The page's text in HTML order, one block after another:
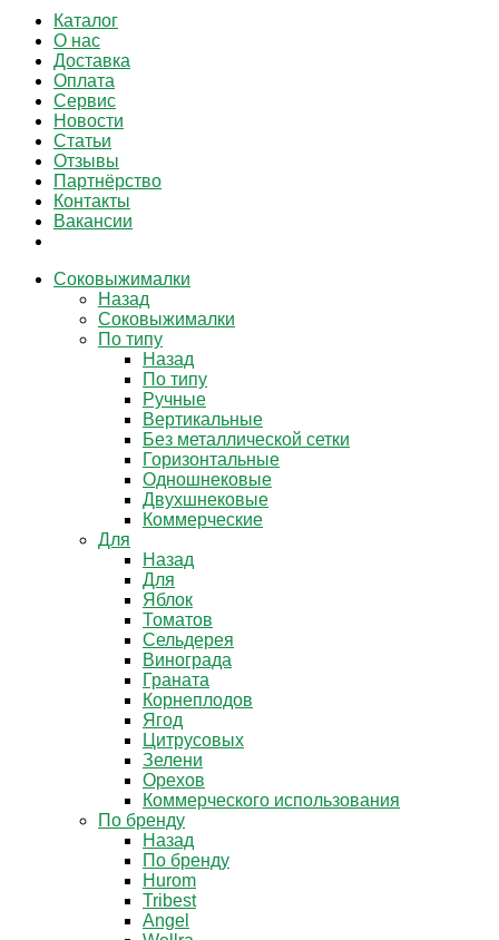
Каталог
О нас
Доставка
Оплата
Сервис
Новости
Статьи
Отзывы
Партнёрство
Контакты
Вакансии
Соковыжималки
Назад
Соковыжималки
По типу
Назад
По типу
Ручные
Вертикальные
Без металлической сетки
Горизонтальные
Одношнековые
Двухшнековые
Коммерческие
Для
Назад
Для
Яблок
Томатов
Cельдерея
Винограда
Граната
Корнеплодов
Ягод
Цитрусовых
Зелени
Орехов
Коммерческого использования
По бренду
Назад
По бренду
Hurom
Tribest
Angel